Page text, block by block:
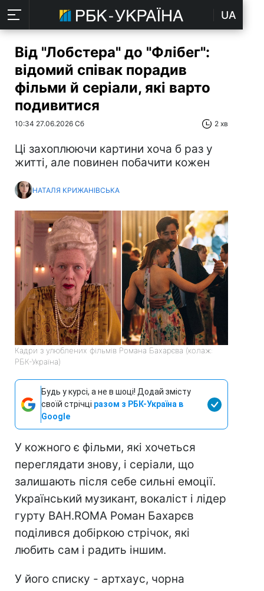
UA
Від "Лобстера" до "Флібег":
відомий співак порадив
фільми й серіали, які варто
подивитися
10:34 27.06.2026 Сб 2 хв
Ці захоплюючи картини хоча б раз у
житті, але повинен побачити кожен
НАТАЛЯ КРИЖАНІВСЬКА
Кадри з улюблених фільмів Романа Бахарєва (колаж:
РБК-Україна)
Будь у курсі, а не в шоці! Додай змісту
своїй стрічці разом з РБК-Україна в
Google
У кожного є фільми, які хочеться
переглядати знову, і серіали, що
залишають після себе сильні емоції.
Український музикант, вокаліст і лідер
гурту BAH.ROMA Роман Бахарєв
поділився добіркою стрічок, які
любить сам і радить іншим.
У його списку - артхаус, чорна